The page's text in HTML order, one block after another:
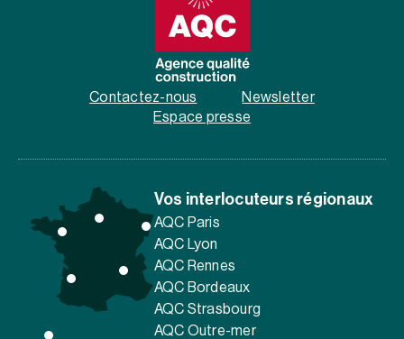
Contactez-nous
Newsletter
Espace presse
Vos interlocuteurs régionaux
AQC Paris
AQC Lyon
AQC Rennes
AQC Bordeaux
AQC Strasbourg
AQC Outre-mer